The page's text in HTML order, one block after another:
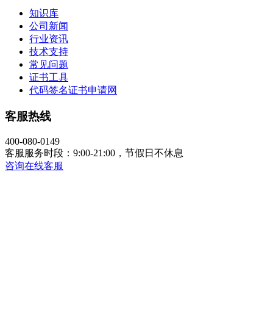
知识库
公司新闻
行业资讯
技术支持
常见问题
证书工具
代码签名证书申请网
客服热线
400-080-0149
客服服务时段：9:00-21:00，节假日不休息
咨询在线客服